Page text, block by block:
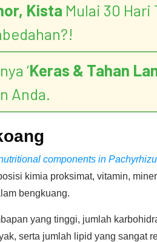
Kista Mulai 30 Hari
‘Keras & Tahan
Anda.
components in
kimia proksimat, vitamin,
bengkuang.
yang tinggi, jumlah
serta jumlah lipid yang sangat